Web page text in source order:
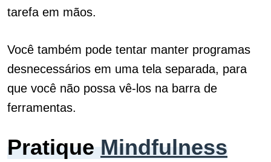
tarefa em mãos.
Você também pode tentar manter programas
desnecessários em uma tela separada, para
que você não possa vê-los na barra de
ferramentas.
PratiqueMindfulness